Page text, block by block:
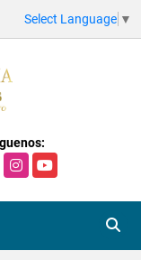
Select Language ▼
InstagramYouTube